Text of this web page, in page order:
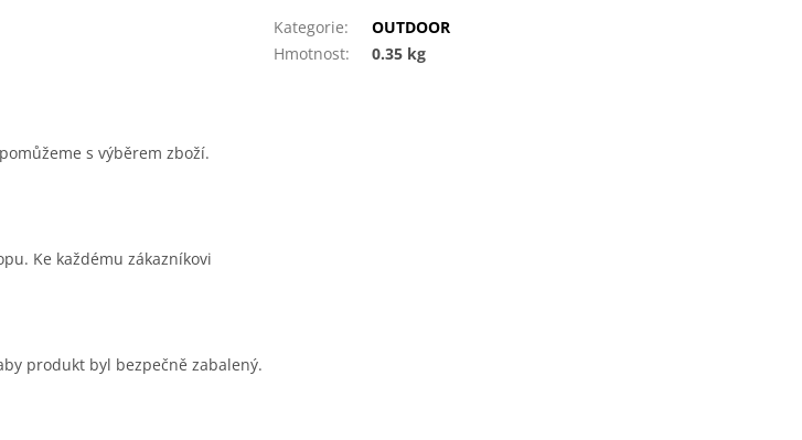
s výběrem zboží.
Ke každému zákazníkovi
produkt byl bezpečně zabalený.
Kategorie:
OUTDOOR
Hmotnost: 0.35 kg